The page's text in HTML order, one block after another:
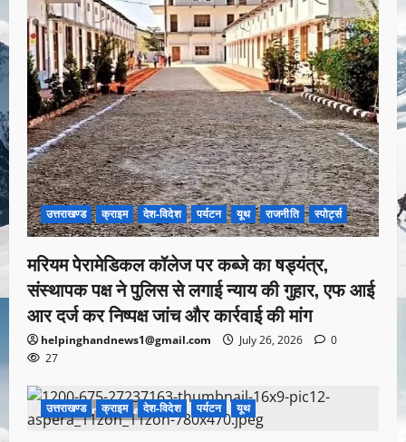
उत्तराखण्ड क्राइम देश-विदेश पर्यटन यूथ राजनीति स्पोर्ट्स
मरियम पेरामेडिकल कॉलेज पर कब्जे का षड्यंत्र,
संस्थापक पक्ष ने पुलिस से लगाई न्याय की गुहार, एफ आई
आर दर्ज कर निष्पक्ष जांच और कार्रवाई की मांग
helpinghandnews1@gmail.com July 26, 2026
0
27
1 minute read
उत्तराखण्ड क्राइम देश-विदेश पर्यटन यूथ